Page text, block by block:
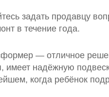
задать продавцу
в течение года.
— отличное
имеет надёжную
когда ребёнок